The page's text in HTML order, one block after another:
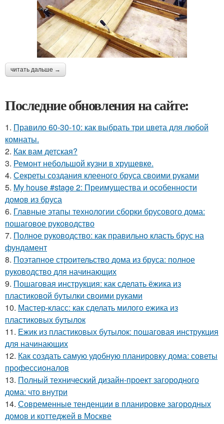
читать дальше →
Последние обновления на сайте:
1. Правило 60-30-10: как выбрать три цвета для любой
комнаты.
2. Как вам детская?
3. Ремонт небольшой кузни в хрущевке.
4. Секреты создания клееного бруса своими руками
5. My house #stage 2: Преимущества и особенности
домов из бруса
6. Главные этапы технологии сборки брусового дома:
пошаговое руководство
7. Полное руководство: как правильно класть брус на
фундамент
8. Поэтапное строительство дома из бруса: полное
руководство для начинающих
9. Пошаговая инструкция: как сделать ёжика из
пластиковой бутылки своими руками
10. Мастер-класс: как сделать милого ежика из
пластиковых бутылок
11. Ежик из пластиковых бутылок: пошаговая инструкция
для начинающих
12. Как создать самую удобную планировку дома: советы
профессионалов
13. Полный технический дизайн-проект загородного
дома: что внутри
14. Современные тенденции в планировке загородных
домов и коттеджей в Москве